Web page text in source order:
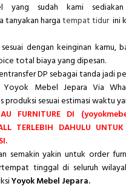
yang sudah kami
tanyakan hargatempat tidur ini
dengan keinginan kamu,
total biaya yang dipesan.
DP sebagai tanda jadi
Mebel Jepara Via
sesuai estimasi waktu
FURNITURE DI
TERLEBIH DAHULU
semakin yakin untuk order
tinggal di seluruh
Yoyok Mebel Jepara.